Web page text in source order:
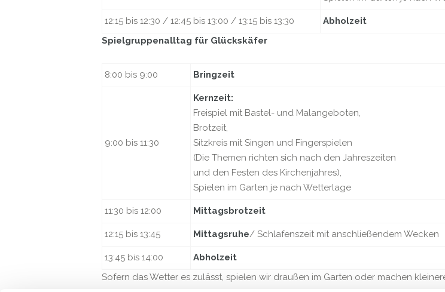
12:15 bis 12:30 / 12:45 bis 13:00 / 13:15 bis 13:30
Abholzeit
Spielgruppenalltag für Glückskäfer
8:00 bis 9:00 Bringzeit
9:00 bis 11:30
Kernzeit:
Freispiel mit Bastel- und Malangeboten,
Brotzeit,
Sitzkreis mit Singen und Fingerspielen
(Die Themen richten sich nach den Jahreszeiten
und den Festen des Kirchenjahres),
Spielen im Garten je nach Wetterlage
11:30 bis 12:00 Mittagsbrotzeit
12:15 bis 13:45 Mittagsruhe/ Schlafenszeit mit anschließendem Wecken
13:45 bis 14:00
Abholzeit
Sofern das Wetter es zulässt, spielen wir draußen im Garten oder machen